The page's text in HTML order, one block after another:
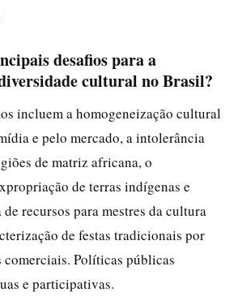
desafios para a
cultural no Brasil?
incluem a homogeneização cultural
e pelo mercado, a intolerância
de matriz africana, o
de terras indígenas e
recursos para mestres da cultura
de festas tradicionais por
Políticas públicas
e participativas.